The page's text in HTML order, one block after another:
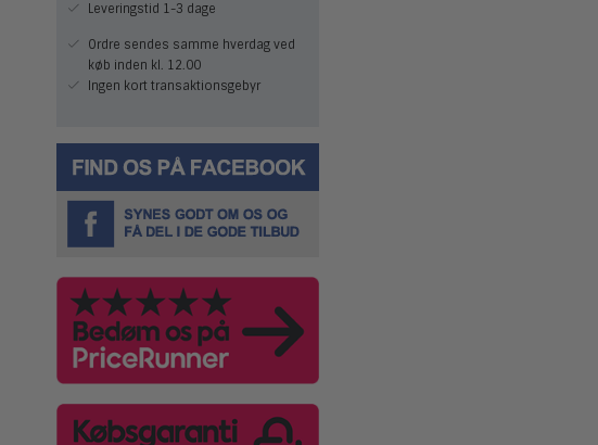
Leveringstid 1-3 dage
Ordre sendes samme hverdag ved
køb inden kl. 12.00
Ingen kort transaktionsgebyr